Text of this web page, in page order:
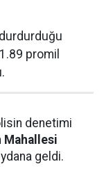
promil
denetimi
Mahallesi
geldi.